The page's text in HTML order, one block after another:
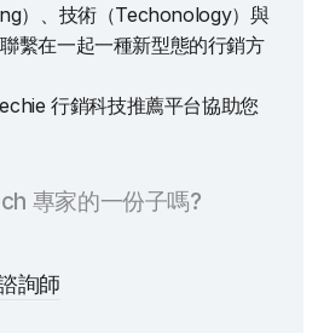
）、技術（Techonology）與
繫在一起一種新型態的行銷方
行銷科技推薦平台協助您
專家的一份子嗎?
詢師